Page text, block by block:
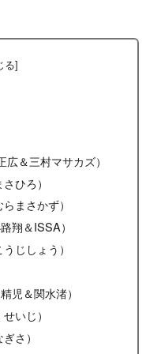
＆三村マサカズ）
ひろ）
まさかず）
翔＆ISSA）
じしょう）
児＆関水渚）
いじ）
さ）